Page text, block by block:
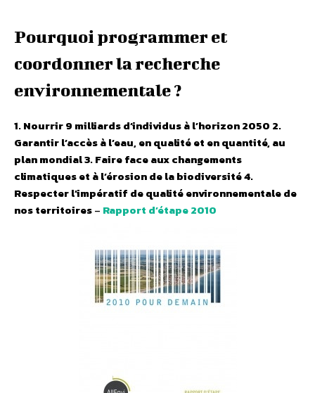
Pourquoi programmer et
coordonner la recherche
environnementale ?
1. Nourrir 9 milliards d’individus à l’horizon 2050 2.
Garantir l’accès à l’eau, en qualité et en quantité, au
plan mondial3. Faire face aux changements
climatiques et à l’érosion de la biodiversité4.
Respecter l’impératif de qualité environnementale de
nos territoires– Rapport d’étape 2010